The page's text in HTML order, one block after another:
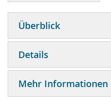
Überblick
Details
Mehr Informationen